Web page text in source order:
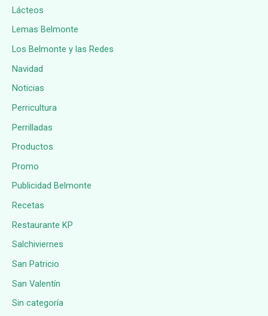
Lácteos
Lemas Belmonte
Los Belmonte y las Redes
Navidad
Noticias
Perricultura
Perrilladas
Productos
Promo
Publicidad Belmonte
Recetas
Restaurante KP
Salchiviernes
San Patricio
San Valentín
Sin categoría